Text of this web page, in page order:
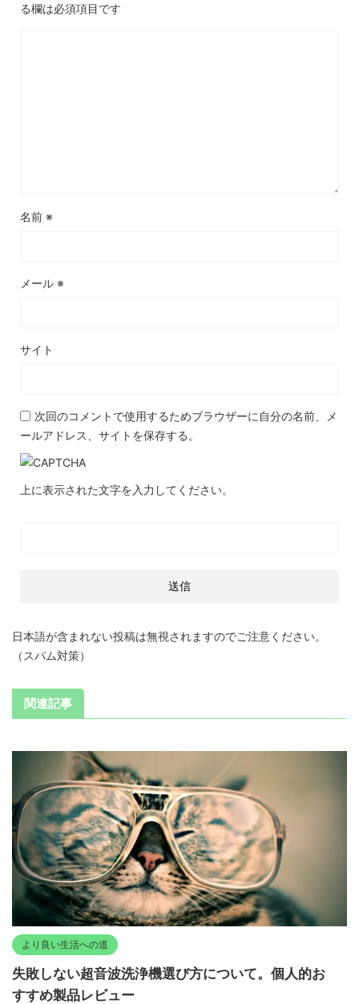
る欄は必須項目です
名前 ※
メール ※
サイト
次回のコメントで使用するためブラウザーに自分の名前、メ
ールアドレス、サイトを保存する。
上に表示された文字を入力してください。
日本語が含まれない投稿は無視されますのでご注意ください。
（スパム対策）
関連記事
より良い生活への道
失敗しない超音波洗浄機選び方について。個人的お
すすめ製品レビュー